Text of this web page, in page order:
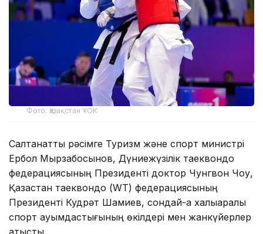
Фото: Қазақстан ҰОК
Салтанатты рәсімге Туризм және спорт министрі
Ербол Мырзабосынов, Дүниежүзілік таеквондо
федерациясының Президенті доктор Чунгвон Чоу,
Қазақстан таеквондо (WT) федерациясының
Президенті Кудрәт Шамиев, сондай-ақ халықаралық
спорт қауымдастығының өкілдері мен жанкүйерлер